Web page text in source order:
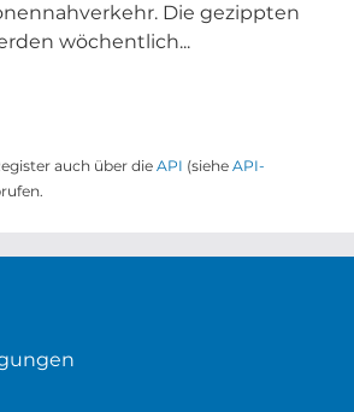
Die gezippten
wöchentlich...
auch über die API (siehe API-